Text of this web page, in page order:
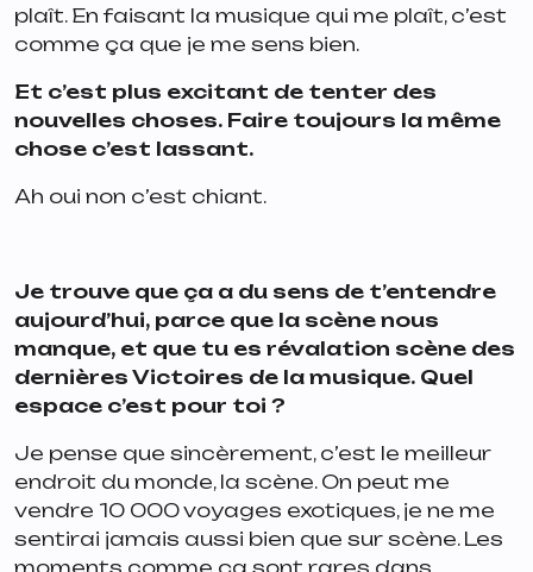
plaît. En faisant la musique qui me plaît, c’est
comme ça que je me sens bien.
Et c’est plus excitant de tenter des
nouvelles choses. Faire toujours la même
chose c’est lassant.
Ah oui non c’est chiant.
Je trouve que ça a du sens de t’entendre
aujourd’hui, parce que la scène nous
manque, et que tu es révalation scène des
dernières Victoires de la musique. Quel
espace c’est pour toi ?
Je pense que sincèrement, c’est le meilleur
endroit du monde, la scène. On peut me
vendre 10 000 voyages exotiques, je ne me
sentirai jamais aussi bien que sur scène. Les
moments comme ça sont rares dans